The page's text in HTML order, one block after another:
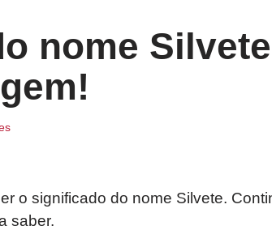
nome
o significado do nome Silvete.
saber.